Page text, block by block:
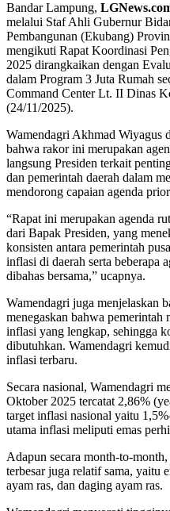
Bandar Lampung,
melalui Staf Ahli Gubernur
Pembangunan (Ekubang)
mengikuti Rapat Koordinasi
2025 dirangkaikan dengan
dalam Program 3 Juta Rumah
Command Center Lt. II Dinas
(24/11/2025).
Wamendagri Akhmad Wiyagus
bahwa rakor ini merupakan
langsung Presiden terkait
dan pemerintah daerah dalam
mendorong capaian agenda
“Rapat ini merupakan agenda
dari Bapak Presiden, yang
konsisten antara pemerintah
inflasi di daerah serta beberapa
dibahas bersama,” ucapnya.
Wamendagri juga menjelaskan
menegaskan bahwa
inflasi yang lengkap, sehingga
dibutuhkan. Wamendagri
inflasi terbaru.
Secara nasional, Wamendagri
Oktober 2025 tercatat 2,86%
target inflasi nasional yaitu
utama inflasi meliputi emas
Adapun secara month-to-
terbesar juga relatif sama, yaitu
ayam ras, dan daging ayam ras.